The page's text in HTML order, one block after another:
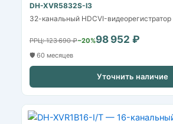
DH-XVR5832S-I3
32-канальный HDCVI-видеорегистратор
РРЦ: 123 690 ₽−20%98 952 ₽
🛡️ 60 месяцев
Уточнить наличие